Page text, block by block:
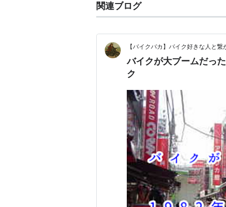
関連ブログ
【バイクバカ】バイク好きな人と
バイクが大ブームだっ
ク